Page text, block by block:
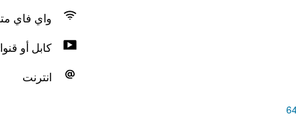
واي فاي
كابل أو
انترنت